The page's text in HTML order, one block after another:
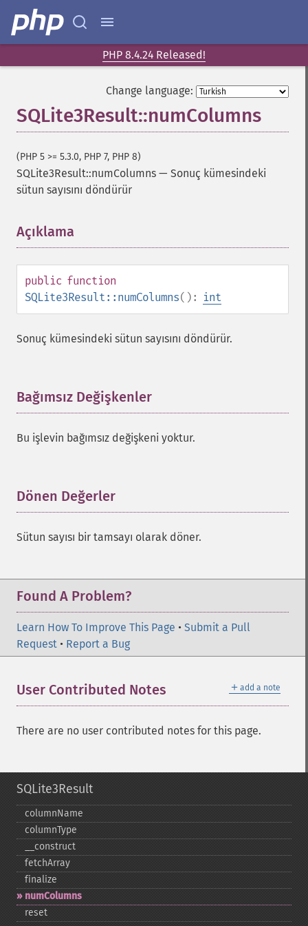
PHP 8.4.24 Released!
Change language:
SQLite3Result::numColumns
(PHP 5 >= 5.3.0, PHP 7, PHP 8)
SQLite3Result::numColumns — Sonuç kümesindeki
sütun sayısını döndürür
Açıklama
public function
SQLite3Result::numColumns(): int
Sonuç kümesindeki sütun sayısını döndürür.
Bağımsız Değişkenler
Bu işlevin bağımsız değişkeni yoktur.
Dönen Değerler
Sütun sayısı bir tamsayı olarak döner.
Found A Problem?
Learn How To Improve This Page • Submit a Pull
Request • Report a Bug
＋ add a note
User Contributed Notes
There are no user contributed notes for this page.
SQLite3Result
columnName
columnType
_​_​construct
fetchArray
finalize
numColumns
reset